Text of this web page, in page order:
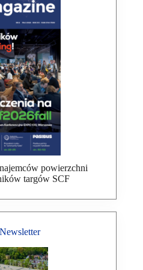
powierzchni
targów SCF